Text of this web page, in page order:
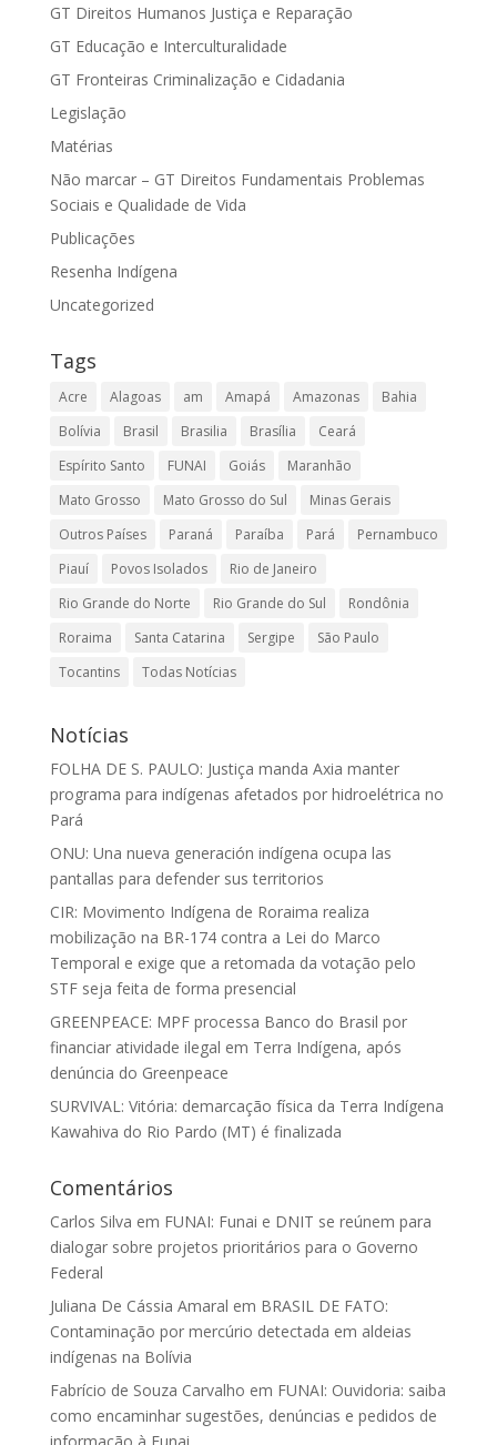
GT Direitos Humanos Justiça e Reparação
GT Educação e Interculturalidade
GT Fronteiras Criminalização e Cidadania
Legislação
Matérias
Não marcar – GT Direitos Fundamentais Problemas
Sociais e Qualidade de Vida
Publicações
Resenha Indígena
Uncategorized
Tags
Acre Alagoas am Amapá Amazonas
Bahia
Bolívia
Brasil Brasilia Brasília
Ceará
Espírito Santo
FUNAI Goiás
Maranhão
Mato Grosso
Mato Grosso do Sul
Minas Gerais
Outros Países
Paraná Paraíba Pará
Pernambuco
Piauí
Povos Isolados
Rio de Janeiro
Rio Grande do Norte
Rio Grande do Sul
Rondônia
Roraima
Santa Catarina Sergipe
São Paulo
Tocantins
Todas Notícias
Notícias
FOLHA DE S. PAULO: Justiça manda Axia manter
programa para indígenas afetados por hidroelétrica no
Pará
ONU: Una nueva generación indígena ocupa las
pantallas para defender sus territorios
CIR: Movimento Indígena de Roraima realiza
mobilização na BR-174 contra a Lei do Marco
Temporal e exige que a retomada da votação pelo
STF seja feita de forma presencial
GREENPEACE: MPF processa Banco do Brasil por
financiar atividade ilegal em Terra Indígena, após
denúncia do Greenpeace
SURVIVAL: Vitória: demarcação física da Terra Indígena
Kawahiva do Rio Pardo (MT) é finalizada
Comentários
Carlos Silva em FUNAI: Funai e DNIT se reúnem para
dialogar sobre projetos prioritários para o Governo
Federal
Juliana De Cássia Amaral em BRASIL DE FATO:
Contaminação por mercúrio detectada em aldeias
indígenas na Bolívia
Fabrício de Souza Carvalho em FUNAI: Ouvidoria: saiba
como encaminhar sugestões, denúncias e pedidos de